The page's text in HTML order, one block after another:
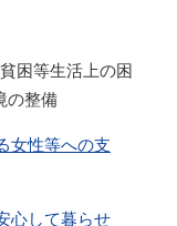
困等生活上の困
の整備
女性等への支
心して暮らせ